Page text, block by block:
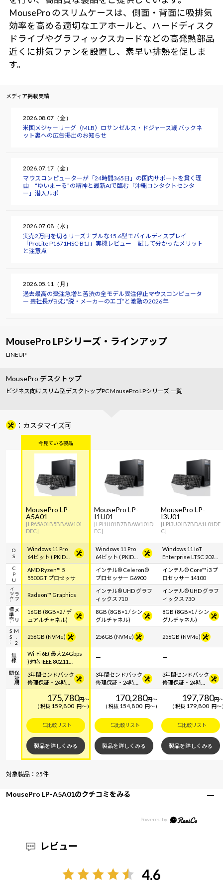
MousePro のスリムケースは、側面・背面に吸排気
効率を高める適切なエアホールと、ハードディスク
ドライブやグラフィックスカードなどの高発熱部品
近くに排気ファンを設置し、素早い排熱を促しま
す。
メディア掲載実績
2026.08.07（金）
米国メジャーリーグ（MLB）ロサンゼルス・ドジャース戦 バックネ
ット裏への広告掲出のお知らせ
2026.07.17（金）
マウスコンピューターが「24時間365日」の国内サポートを貫く理
由 “ゆいまーる”の精神と最新AIで臨む「沖縄コンタクトセンタ
ー」潜入ルポ
2026.07.08（水）
実売2万円を切るリーズナブルな15.6型モバイルディスプレイ
「ProLite P1671HSC-B1J」実機レビュー 試して分かったメリット
と注意点
2026.05.11（月）
過去最高の受注急増と苦渋の全モデル受注停止――マウスコンピュータ
ー 軣社長が挑む“脱・メーカーのエゴ”と激動の2026年
MousePro LPシリーズ・ラインアップ
LINEUP
MousePro デスクトップ
ビジネス向けスリム型デスクトップPC MousePro LPシリーズ 一覧
カスタマイズ可
OS
CPU
グ
ラ
フ
ィ
ッ
ク
メ
モ
リ
標
準
容
M
.
2
S
S
無線
保
証
期
間
MousePro LP-
A5A01
[LPA5A01B5BBAW101
DEC]
Windows 11 Pro
64ビット ( PKIDラ
ベル貼付対応 )
AMD Ryzen™ 5
5500GT プロセッサ
Radeon™ Graphics
16GB (8GB×2 / デ
ュアルチャネル)
256GB (NVMe)
Wi-Fi 6E( 最大2.4Gbps
)対応 IEEE 802.11
ax/ac/a/b/g/n準拠 ＋
Bluetooth 5内蔵
3年間センドバック
修理保証・24時間
×365日電話サポー
175,780円～
税抜 159,800 円～
比較リスト
製品を詳しくみる
MousePro LP-
I1U01
[LPI1U01B7BBAW101D
EC]
Windows 11 Pro
64ビット ( PKIDラ
ベル貼付対応 )
インテル® Celeron®
プロセッサー G6900
インテル® UHD グラフ
ィックス 710
8GB (8GB×1 / シン
グルチャネル)
256GB (NVMe)
ー
3年間センドバック
修理保証・24時間
×365日電話サポー
170,280円～
税抜 154,800 円～
比較リスト
製品を詳しくみる
MousePro LP-
I3U01
[LPI3U01B7BDA1L01DE
C]
Windows 11 IoT
Enterprise LTSC 2024
64ビット
インテル® Core™ i3 プ
ロセッサー 14100
インテル® UHD グラフ
ィックス 730
8GB (8GB×1 / シン
グルチャネル)
256GB (NVMe)
ー
3年間センドバック
修理保証・24時間
×365日電話サポー
197,780円
税抜 179,800 円～
比較リスト
製品を詳しくみる
対象製品：25件
MousePro LP-A5A01のクチコミをみる
レビュー
4.6